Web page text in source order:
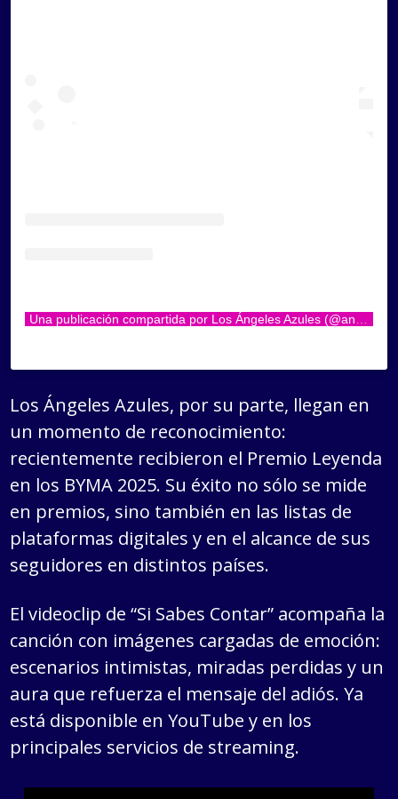
Los Ángeles Azules, por su parte, llegan en
un momento de reconocimiento:
recientemente recibieron el Premio Leyenda
en los BYMA 2025. Su éxito no sólo se mide
en premios, sino también en las listas de
plataformas digitales y en el alcance de sus
seguidores en distintos países.
El videoclip de “Si Sabes Contar” acompaña la
canción con imágenes cargadas de emoción:
escenarios intimistas, miradas perdidas y un
aura que refuerza el mensaje del adiós. Ya
está disponible en YouTube y en los
principales servicios de streaming.